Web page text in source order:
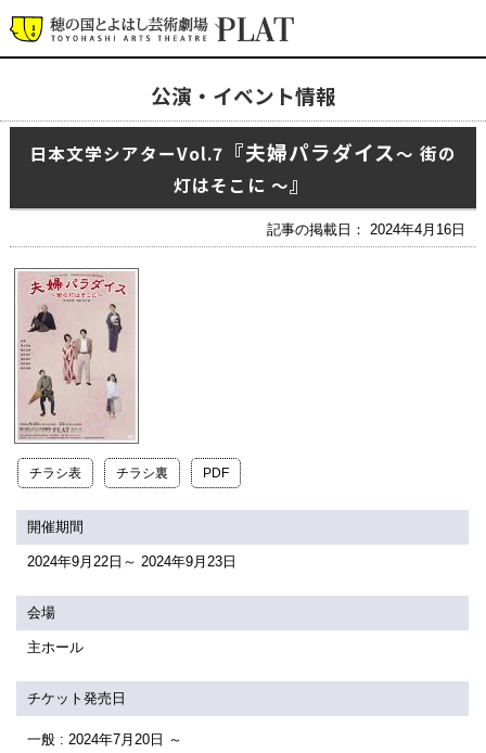
アクセシビリティ/
サービス
会員制度のご案
座席表
プラットニュース
交通アクセス
公演・イベント情報
日本文学シアターVol.7 『夫婦パラダイス〜 街の
灯はそこに 〜』
記事の掲載日： 2024年4月16日
チラシ表 チラシ裏 PDF
開催期間
2024年9月22日～ 2024年9月23日
会場
主ホール
チケット発売日
一般 : 2024年7月20日 ～
最新の公演・イベント情報
演劇・ダンス・音楽など
ワークショップ・講座
イベント
プラットについて
チケット・座席表・鑑賞サポートなど
施設の利用について
サポート
関連団体・施設